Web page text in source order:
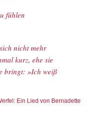
fühlen
nicht mehr
kurz, ehe sie
bringt: »Ich weiß
Ein Lied von Bernadette